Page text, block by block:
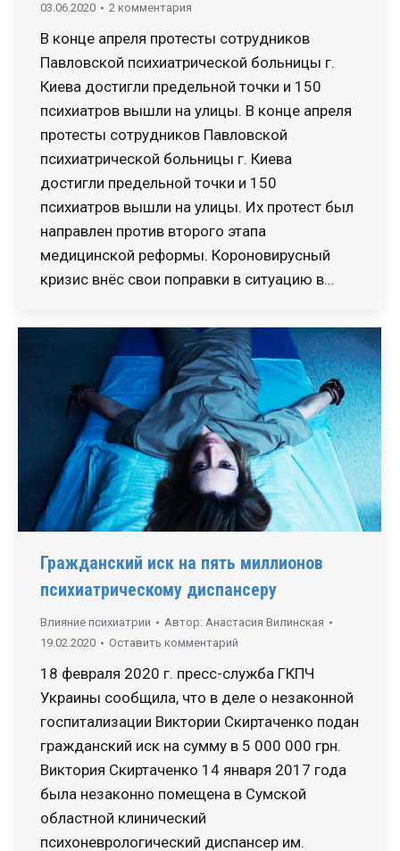
03.06.2020
2 комментария
В конце апреля протесты сотрудников
Павловской психиатрической больницы г.
Киева достигли предельной точки и 150
психиатров вышли на улицы. В конце апреля
протесты сотрудников Павловской
психиатрической больницы г. Киева
достигли предельной точки и 150
психиатров вышли на улицы. Их протест был
направлен против второго этапа
медицинской реформы. Короновирусный
кризис внёс свои поправки в ситуацию в…
Гражданский иск на пять миллионов
психиатрическому диспансеру
Влияние психиатрии Автор: Анастасия Вилинская
19.02.2020
Оставить комментарий
18 февраля 2020 г. пресс-служба ГКПЧ
Украины сообщила, что в деле о незаконной
госпитализации Виктории Скиртаченко подан
гражданский иск на сумму в 5 000 000 грн.
Виктория Скиртаченко 14 января 2017 года
была незаконно помещена в Сумской
областной клинический
психоневрологический диспансер им.